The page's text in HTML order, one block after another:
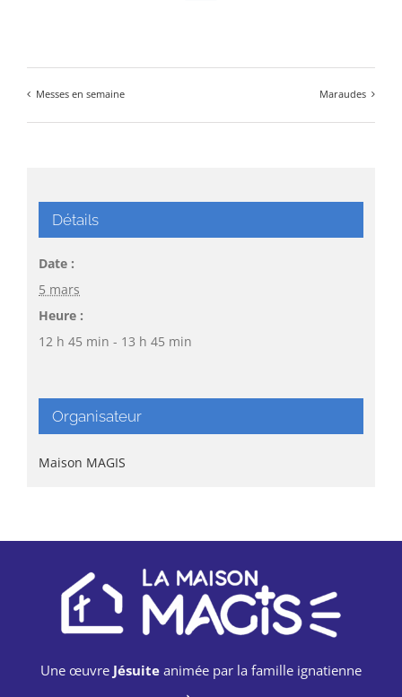
Messes en semaine Maraudes
Détails
Date :
5 mars
Heure :
12 h 45 min - 13 h 45 min
Organisateur
Maison MAGIS
Une œuvre Jésuite animée par la famille ignatienne